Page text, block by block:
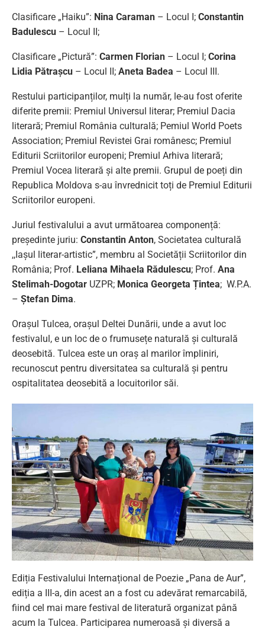
Clasificare „Haiku”: Nina Caraman – Locul I; Constantin
Badulescu – Locul II;
Clasificare „Pictură”: Carmen Florian – Locul I; Corina
Lidia Pătrașcu – Locul II; Aneta Badea – Locul III.
Restului participanților, mulți la număr, le-au fost oferite
diferite premii: Premiul Universul literar; Premiul Dacia
literară; Premiul România culturală; Pemiul World Poets
Association; Premiul Revistei Grai românesc; Premiul
Editurii Scriitorilor europeni; Premiul Arhiva literară;
Premiul Vocea literară și alte premii. Grupul de poeți din
Republica Moldova s-au învrednicit toți de Premiul Editurii
Scriitorilor europeni.
Juriul festivalului a avut următoarea componență:
președinte juriu: Constantin Anton, Societatea culturală
,,Iașul literar-artistic”, membru al Societății Scriitorilor din
România; Prof. Leliana Mihaela Rădulescu; Prof. Ana
Stelimah-Dogotar UZPR; Monica Georgeta Țintea; W.P.A.
– Ștefan Dima.
Orașul Tulcea, orașul Deltei Dunării, unde a avut loc
festivalul, e un loc de o frumusețe naturală și culturală
deosebită. Tulcea este un oraș al marilor împliniri,
recunoscut pentru diversitatea sa culturală și pentru
ospitalitatea deosebită a locuitorilor săi.
Ediția Festivalului Internațional de Poezie „Pana de Aur”,
ediția a III-a, din acest an a fost cu adevărat remarcabilă,
fiind cel mai mare festival de literatură organizat până
acum la Tulcea. Participarea numeroasă și diversă a